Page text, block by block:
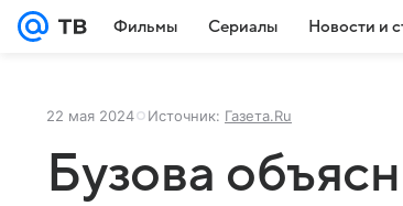
Фильмы Сериалы Новости и
22 мая 2024 Источник: Газета.Ru
Бузова